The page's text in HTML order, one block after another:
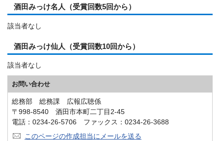
酒田みっけ名人（受賞回数5回から）
該当者なし
酒田みっけ仙人（受賞回数10回から）
該当者なし
お問い合わせ
総務部 総務課 広報広聴係
〒998-8540 酒田市本町二丁目2-45
電話：0234-26-5706 ファックス：0234-26-3688
このページの作成担当にメールを送る